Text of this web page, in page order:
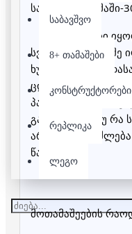
საბავშვო
8+ თამაშები
კონსტრუქტორები
რეპლიკა
ლეგო
სამაგიდო თამაში-
მოთამაშეები
სვლაზე მოთამაშე
ხუთი ცნობილი
ცდილობს აუხსნას
პარტნიორს,
გამოიცნოს, თუ რა
არის რაც
წამში.
მოთამაშეების